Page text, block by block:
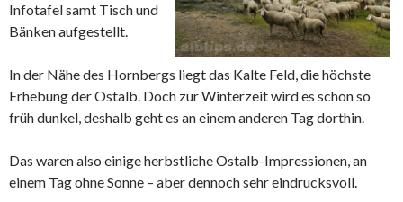
Infotafel samt Tisch und
Bänken aufgestellt.
In der Nähe des Hornbergs liegt das Kalte Feld, die höchste
Erhebung der Ostalb. Doch zur Winterzeit wird es schon so
früh dunkel, deshalb geht es an einem anderen Tag dorthin.
Das waren also einige herbstliche Ostalb-Impressionen, an
einem Tag ohne Sonne – aber dennoch sehr eindrucksvoll.